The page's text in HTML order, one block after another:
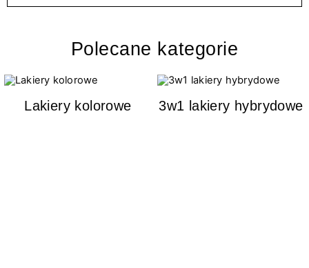
Polecane kategorie
Lakiery kolorowe 3w1 lakiery hybrydowe